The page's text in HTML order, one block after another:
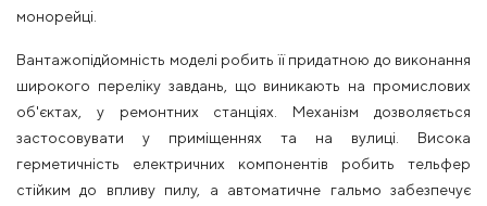
монорейці.
Вантажопідйомність моделі робить її придатною до виконання
широкого переліку завдань, що виникають на промислових
об'єктах, у ремонтних станціях. Механізм дозволяється
застосовувати у приміщеннях та на вулиці. Висока
герметичність електричних компонентів робить тельфер
стійким до впливу пилу, а автоматичне гальмо забезпечує